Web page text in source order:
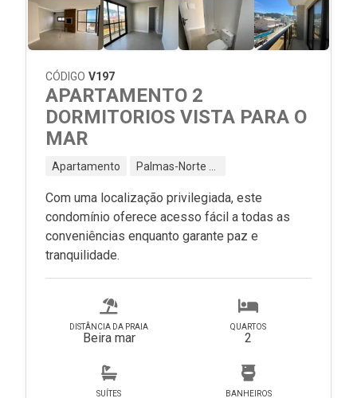
CÓDIGO V197
APARTAMENTO 2
DORMITORIOS VISTA PARA O
MAR
Apartamento
Com uma localização privilegiada, este
condomínio oferece acesso fácil a todas as
conveniências enquanto garante paz e
tranquilidade.
DISTÂNCIA DA PRAIA
Beira mar
QUARTOS
2
SUÍTES BANHEIROS